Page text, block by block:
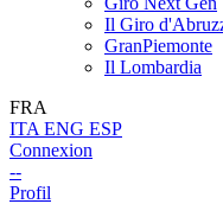
Il Giro
GranPiemonte
Il Lombardia
FRA
ITA ENG ESP
Connexion
--
Profil